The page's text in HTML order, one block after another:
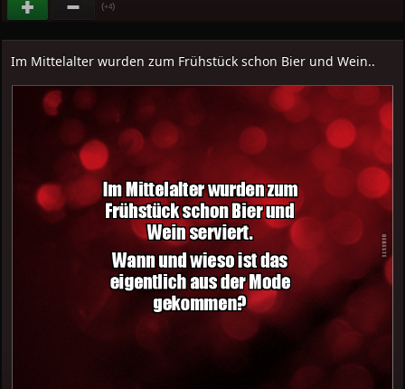
(+4)
Im Mittelalter wurden zum Frühstück schon Bier und Wein..